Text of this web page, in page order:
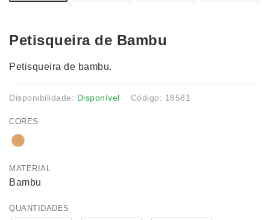
Petisqueira de Bambu
Petisqueira de bambu.
Disponibilidade: Disponível Código: 18581
CORES
MATERIAL
Bambu
QUANTIDADES